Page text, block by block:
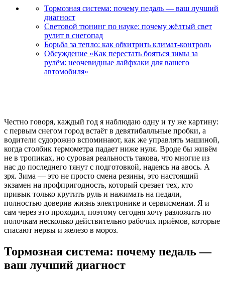
Тормозная система: почему педаль — ваш лучший
диагност
Световой тюнинг по науке: почему жёлтый свет
рулит в снегопад
Борьба за тепло: как обхитрить климат-контроль
Обсуждение «Как перестать бояться зимы за
рулём: неочевидные лайфхаки для вашего
автомобиля»
Честно говоря, каждый год я наблюдаю одну и ту же картину:
с первым снегом город встаёт в девятибалльные пробки, а
водители судорожно вспоминают, как же управлять машиной,
когда столбик термометра падает ниже нуля. Вроде бы живём
не в тропиках, но суровая реальность такова, что многие из
нас до последнего тянут с подготовкой, надеясь на авось. А
зря. Зима — это не просто смена резины, это настоящий
экзамен на профпригодность, который срезает тех, кто
привык только крутить руль и нажимать на педали,
полностью доверив жизнь электронике и сервисменам. Я и
сам через это проходил, поэтому сегодня хочу разложить по
полочкам несколько действительно рабочих приёмов, которые
спасают нервы и железо в мороз.
Тормозная система: почему педаль —
ваш лучший диагност